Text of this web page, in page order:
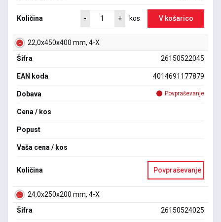
Količina - + kos V košarico
22,0x450x400 mm, 4-X
Šifra
26150522045
EAN koda 4014691177879
Dobava Povpraševanje
Cena / kos
Popust
Vaša cena / kos
Količina Povpraševanje
24,0x250x200 mm, 4-X
Šifra
26150524025